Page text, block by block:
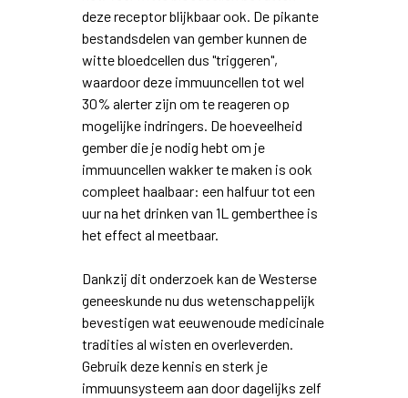
deze receptor blijkbaar ook. De pikante
bestandsdelen van gember kunnen de
witte bloedcellen dus "triggeren",
waardoor deze immuuncellen tot wel
30% alerter zijn om te reageren op
mogelijke indringers. De hoeveelheid
gember die je nodig hebt om je
immuuncellen wakker te maken is ook
compleet haalbaar: een halfuur tot een
uur na het drinken van 1L gemberthee is
het effect al meetbaar.
Dankzij dit onderzoek kan de Westerse
geneeskunde nu dus wetenschappelijk
bevestigen wat eeuwenoude medicinale
tradities al wisten en overleverden.
Gebruik deze kennis en sterk je
immuunsysteem aan door dagelijks zelf